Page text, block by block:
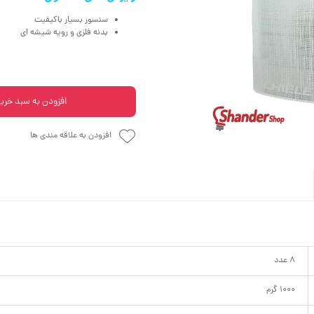
سنسور بسیار باکیفیت
بدنه فلزی و رویه شیشه ای
افزودن به سبد
افزودن به علاقه مندی ها
8 عدد
1000 گرم